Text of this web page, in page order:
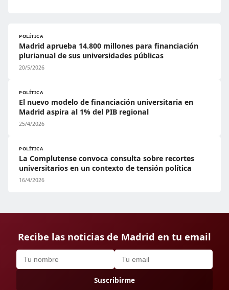
POLÍTICA
Madrid aprueba 14.800 millones para financiación
plurianual de sus universidades públicas
20/5/2026
POLÍTICA
El nuevo modelo de financiación universitaria en
Madrid aspira al 1% del PIB regional
25/4/2026
POLÍTICA
La Complutense convoca consulta sobre recortes
universitarios en un contexto de tensión política
16/4/2026
Recibe las noticias de Madrid en tu email
Suscribirme